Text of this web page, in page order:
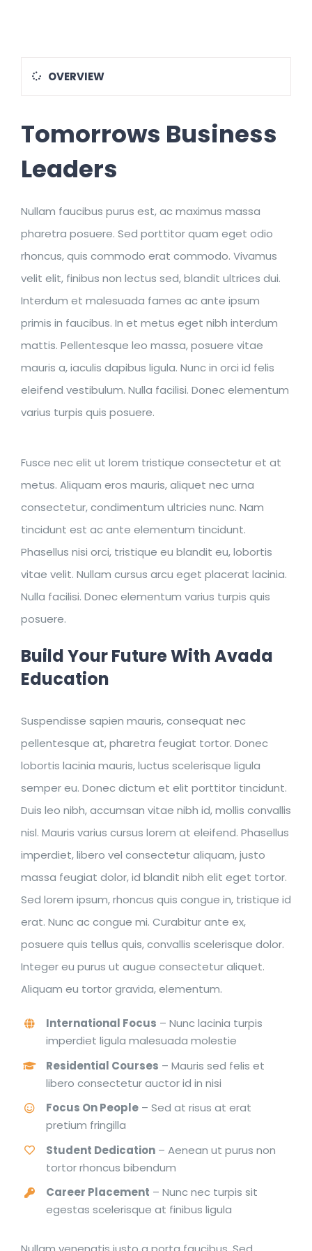
OVERVIEW
Tomorrows Business
Leaders
Nullam faucibus purus est, ac maximus massa
pharetra posuere. Sed porttitor quam eget odio
rhoncus, quis commodo erat commodo. Vivamus
velit elit, finibus non lectus sed, blandit ultrices dui.
Interdum et malesuada fames ac ante ipsum
primis in faucibus. In et metus eget nibh interdum
mattis. Pellentesque leo massa, posuere vitae
mauris a, iaculis dapibus ligula. Nunc in orci id felis
eleifend vestibulum. Nulla facilisi. Donec elementum
varius turpis quis posuere.
Fusce nec elit ut lorem tristique consectetur et at
metus. Aliquam eros mauris, aliquet nec urna
consectetur, condimentum ultricies nunc. Nam
tincidunt est ac ante elementum tincidunt.
Phasellus nisi orci, tristique eu blandit eu, lobortis
vitae velit. Nullam cursus arcu eget placerat lacinia.
Nulla facilisi. Donec elementum varius turpis quis
posuere.
Build Your Future With Avada
Education
Suspendisse sapien mauris, consequat nec
pellentesque at, pharetra feugiat tortor. Donec
lobortis lacinia mauris, luctus scelerisque ligula
semper eu. Donec dictum et elit porttitor tincidunt.
Duis leo nibh, accumsan vitae nibh id, mollis convallis
nisl. Mauris varius cursus lorem at eleifend. Phasellus
imperdiet, libero vel consectetur aliquam, justo
massa feugiat dolor, id blandit nibh elit eget tortor.
Sed lorem ipsum, rhoncus quis congue in, tristique id
erat. Nunc ac congue mi. Curabitur ante ex,
posuere quis tellus quis, convallis scelerisque dolor.
Integer eu purus ut augue consectetur aliquet.
Aliquam eu tortor gravida, elementum.
International Focus – Nunc lacinia turpis
imperdiet ligula malesuada molestie
Residential Courses – Mauris sed felis et
libero consectetur auctor id in nisi
Focus On People – Sed at risus at erat
pretium fringilla
Student Dedication – Aenean ut purus non
tortor rhoncus bibendum
Career Placement – Nunc nec turpis sit
egestas scelerisque at finibus ligula